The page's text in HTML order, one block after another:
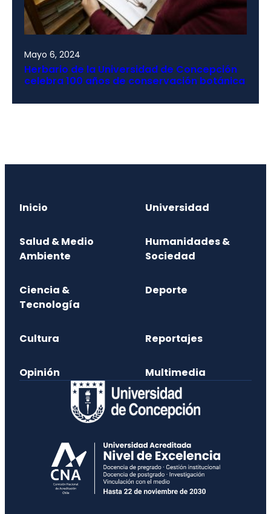
Mayo 6, 2024
Herbario de la Universidad de Concepción
celebra 100 años de conservación botánica
Inicio Universidad
Salud & Medio
Ambiente
Humanidades &
Sociedad
Ciencia &
Tecnología
Deporte
Cultura Reportajes
Opinión Multimedia